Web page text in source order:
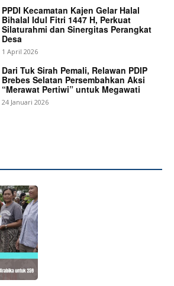
PPDI Kecamatan Kajen Gelar Halal
Bihalal Idul Fitri 1447 H, Perkuat
Silaturahmi dan Sinergitas Perangkat
Desa
1 April 2026
Dari Tuk Sirah Pemali, Relawan PDIP
Brebes Selatan Persembahkan Aksi
“Merawat Pertiwi” untuk Megawati
24 Januari 2026